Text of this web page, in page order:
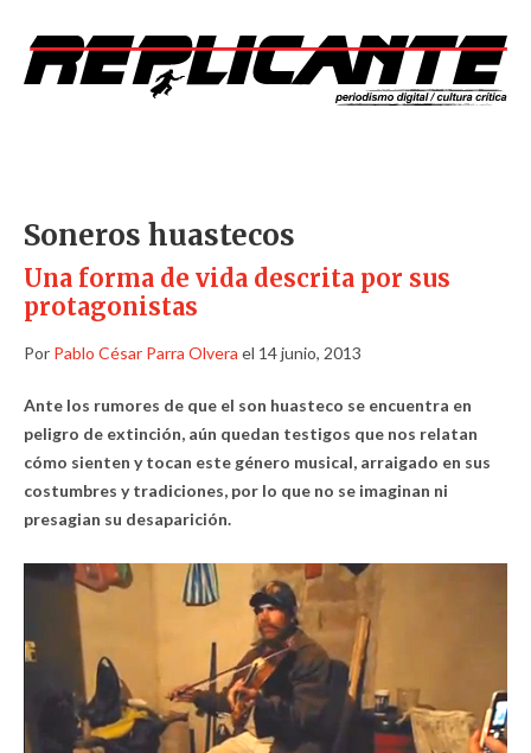
Soneros huastecos
Una forma de vida descrita por sus
protagonistas
Por Pablo César Parra Olvera el 14 junio, 2013
Ante los rumores de que el son huasteco se encuentra en
peligro de extinción, aún quedan testigos que nos relatan
cómo sienten y tocan este género musical, arraigado en sus
costumbres y tradiciones, por lo que no se imaginan ni
presagian su desaparición.